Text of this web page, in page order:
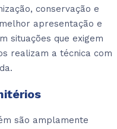
conservação e
apresentação e
situações que exigem
realizam a técnica com
são amplamente